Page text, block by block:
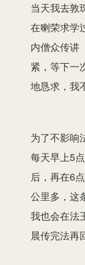
当天我去敦
在喇荣求学
内僧众传讲
紧，等下一
地恳求，我
为了不影响
每天早上5
后，再在6
公里多，这
我也会在法
晨传完法再